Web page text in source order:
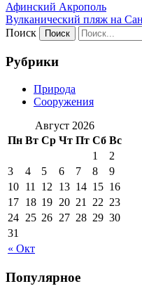
Афинский Акрополь
Вулканический пляж на
Поиск
Рубрики
Природа
Сооружения
Август 2026
Пн Вт Ср Чт Пт Сб Вс
« Окт
1
2
3
4 5 6 7 8
9
10 11 12 13 14 15 16
17 18 19 20 21 22 23
24 25 26 27 28 29 30
31
Популярное